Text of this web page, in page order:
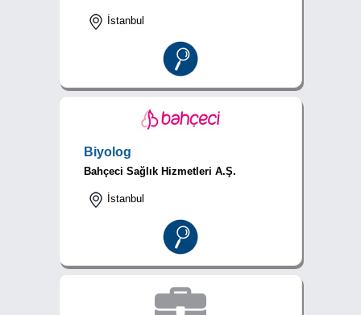
İstanbul
Biyolog
Bahçeci Sağlık Hizmetleri A.Ş.
İstanbul